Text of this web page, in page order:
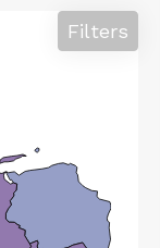
Filters